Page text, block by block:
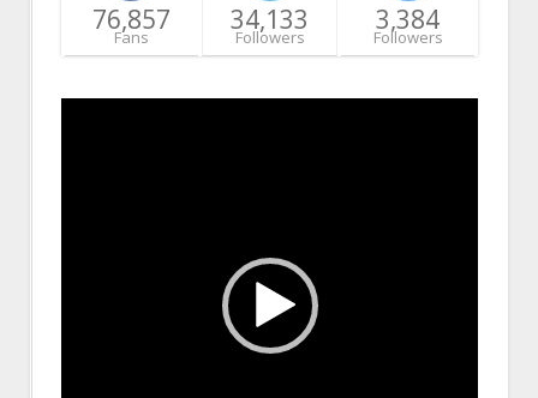
76,857
Fans
34,133
Followers
3,384
Followers